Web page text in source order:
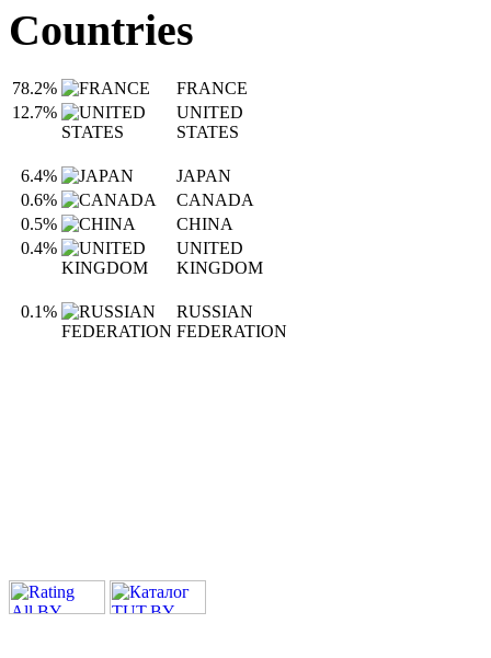
Countries
78.2%
FRANCE
12.7%
UNITED
STATES
6.4%
JAPAN
0.6%
CANADA
0.5%
CHINA
0.4%
UNITED
KINGDOM
0.1%
RUSSIAN
FEDERATION